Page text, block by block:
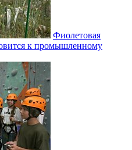
Фиолетовая
к промышленному